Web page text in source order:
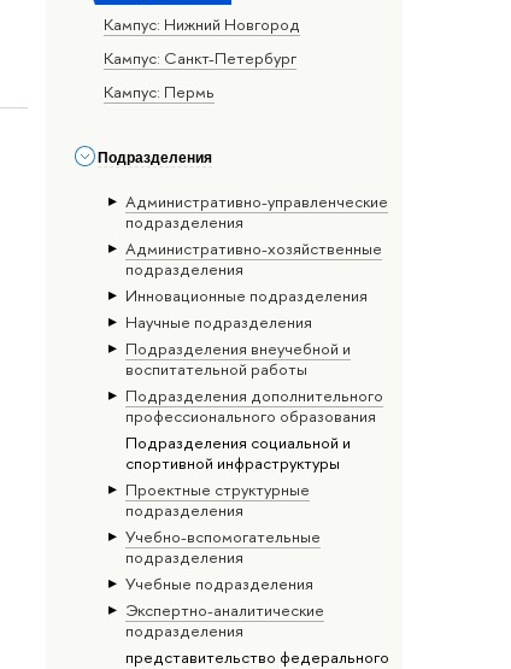
Кампус: Нижний Новгород
Кампус: Санкт-Петербург
Кампус: Пермь
Подразделения
Административно-управленческие
подразделения
Административно-хозяйственные
подразделения
Инновационные подразделения
Научные подразделения
Подразделения внеучебной и
воспитательной работы
Подразделения дополнительного
профессионального образования
Подразделения социальной и
спортивной инфраструктуры
Проектные структурные
подразделения
Учебно-вспомогательные
подразделения
Учебные подразделения
Экспертно-аналитические
подразделения
представительство федерального